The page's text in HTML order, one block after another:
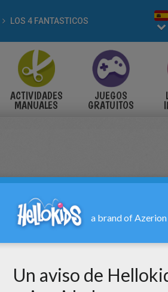
LOS 4 FANTASTICOS
ACTIVIDADES
MANUALES
JUEGOS
GRATUITOS